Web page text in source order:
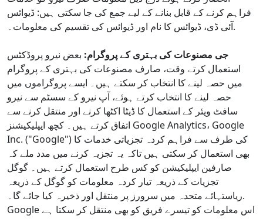
فراہم کرنے کے قابل بنانے کے لیے جمع کی جا سکتی ہیں: ڈیوائس
آئی ڈی، ڈیوائس کا نام اور ڈیوائس کی تقسیم کی معلومات۔.
جی مصنوعات کی بہتری کے پروگرام: بعض نیرو پروڈکٹس
استعمال کرتے وقت، صارف مصنوعات کی بہتری کے پروگرام
میں حصہ لینے کا انتخاب کر سکتے ہیں۔ ایسے پروگراموں میں
حصہ لینے کا انتخاب کرتے ہوئے، آپ نیرو کے سسٹم سے نیرو
سافٹ ویئر کے استعمال کا ڈیٹا اکٹھا کرنے اور منتقل کرنے سے
اتفاق کرتے ہیں۔ کچھ ایپلیکیشنز Google Analytics، Google
Inc. ("Google") کی طرف سے فراہم کردہ تجزیاتی خدمات کا
بھی استعمال کر سکتی ہیں تاکہ یہ تجزیہ کرنے میں مدد ملے کہ
صارفین ایپلیکیشن کو کس طرح استعمال کرتے ہیں۔ گوگل
تجزیات کے ذریعہ تیار کردہ معلومات کو گوگل کے ذریعہ
ریاستہائے متحدہ میں سرورز پر منتقل اور ذخیرہ کیا جائے گا۔.
Google اس معلومات کو تیسرے فریق کو بھی منتقل کر سکتا ہے